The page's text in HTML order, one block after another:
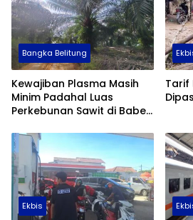
Bangka Belitung
Kewajiban Plasma Masih
Minim Padahal Luas
Perkebunan Sawit di Babel
Tarif
Ekbis